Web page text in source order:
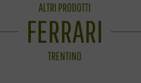
ALTRI PRODOTTI
FERRARI
TRENTINO